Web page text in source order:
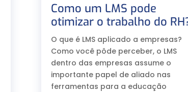
Como um LMS pode
otimizar o trabalho do
O que é LMS aplicado a empresas?
Como você pôde perceber, o LMS
dentro das empresas assume o
importante papel de aliado nas
ferramentas para a educação